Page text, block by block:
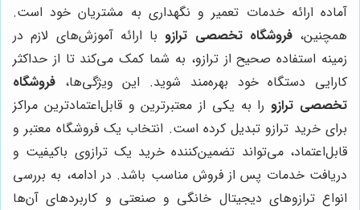
آماده ارائه خدمات تعمیر و نگهداری به مشتریان خود است.
همچنین،فروشگاه تخصصی ترازو با ارائه آموزش‌های لازم در
زمینه استفاده صحیح از ترازو، به شما کمک می‌کند تا از حداکثر
کارایی دستگاه خود بهره‌مند شوید. این ویژگی‌ها، فروشگاه
تخصصی ترازو را به یکی از معتبرترین و قابل‌اعتمادترین مراکز
برای خرید ترازو تبدیل کرده است. انتخاب یک فروشگاه معتبر و
قابل‌اعتماد، می‌تواند تضمین‌کننده خرید یک ترازوی باکیفیت و
دریافت خدمات پس از فروش مناسب باشد. در ادامه، به بررسی
انواع ترازوهای دیجیتال خانگی و صنعتی و کاربردهای آن‌ها